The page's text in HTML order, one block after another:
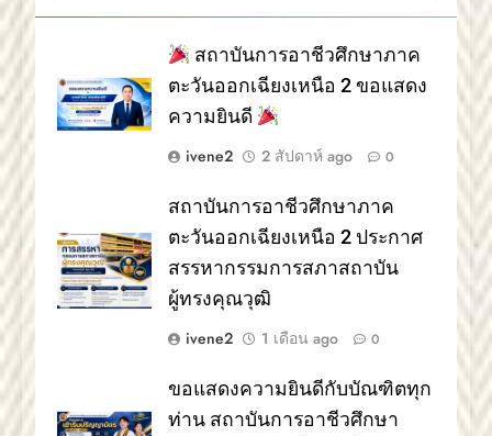
สถาบันการอาชีวศึกษาภาค
ตะวันออกเฉียงเหนือ 2 ขอแสดง
ความยินดี
ivene2
2 สัปดาห์ ago 0
สถาบันการอาชีวศึกษาภาค
ตะวันออกเฉียงเหนือ 2 ประกาศ
สรรหากรรมการสภาสถาบัน
ผู้ทรงคุณวุฒิ
ivene2
1 เดือน ago 0
ขอแสดงความยินดีกับบัณฑิตทุก
ท่าน สถาบันการอาชีวศึกษา